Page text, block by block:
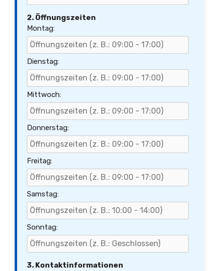
2. Öffnungszeiten
Montag:
Dienstag:
Mittwoch:
Donnerstag:
Freitag:
Samstag:
Sonntag:
3. Kontaktinformationen